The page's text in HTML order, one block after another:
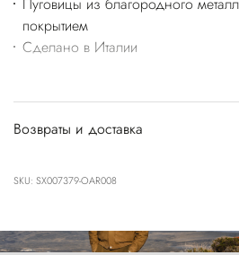
покрытием
Сделано в Италии
Возвраты и доставка
SKU: SX007379-OAR008